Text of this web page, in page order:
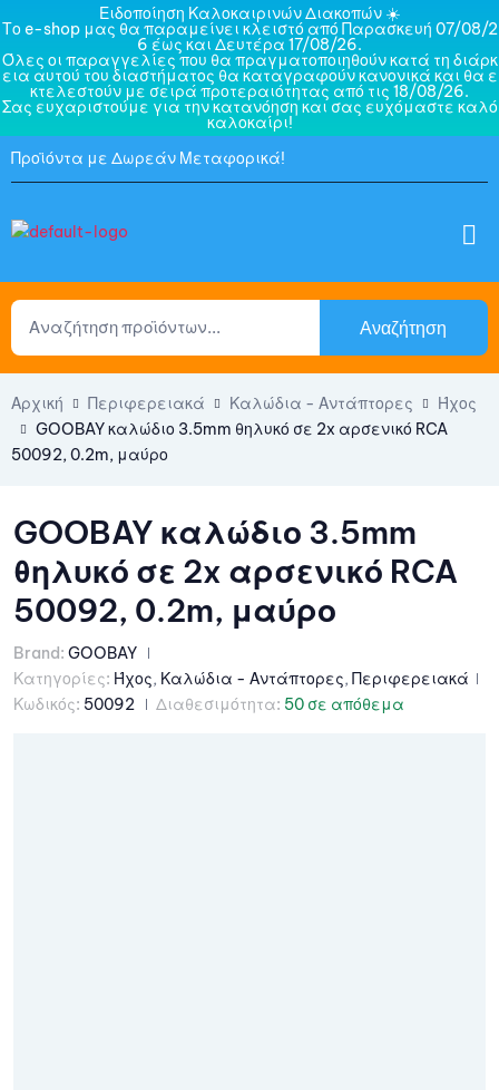
Ειδοποίηση Καλοκαιρινών Διακοπών ☀️
Το e-shop μας θα παραμείνει κλειστό από Παρασκευή 07/08/2
6 έως και Δευτέρα 17/08/26.
Όλες οι παραγγελίες που θα πραγματοποιηθούν κατά τη διάρκ
εια αυτού του διαστήματος θα καταγραφούν κανονικά και θα ε
κτελεστούν με σειρά προτεραιότητας από τις 18/08/26.
Σας ευχαριστούμε για την κατανόηση και σας ευχόμαστε καλό
καλοκαίρι!
Προϊόντα με Δωρεάν Μεταφορικά!
Αναζήτηση
Αρχική Περιφερειακά Καλώδια - Αντάπτορες
Ήχος
GOOBAY καλώδιο 3.5mm θηλυκό σε 2x αρσενικό RCA
50092, 0.2m, μαύρο
GOOBAY καλώδιο 3.5mm
θηλυκό σε 2x αρσενικό RCA
50092, 0.2m, μαύρο
Brand: GOOBAY
Κατηγορίες: Ήχος, Καλώδια - Αντάπτορες, Περιφερειακά
Κωδικός: 50092 Διαθεσιμότητα: 50 σε απόθεμα